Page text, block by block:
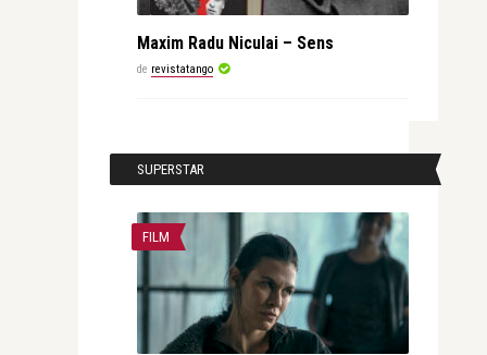
Maxim Radu Niculai – Sens
de revistatango
SUPERSTAR
FILM